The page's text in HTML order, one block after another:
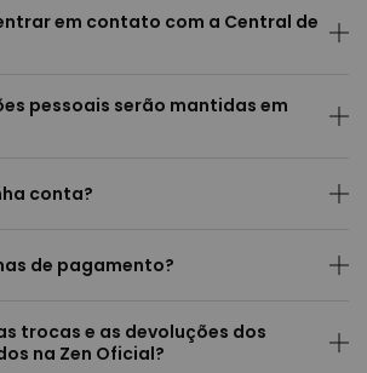
em contato com a Central de
pessoais serão mantidas em
conta?
de pagamento?
trocas e as devoluções dos
na Zen Oficial?